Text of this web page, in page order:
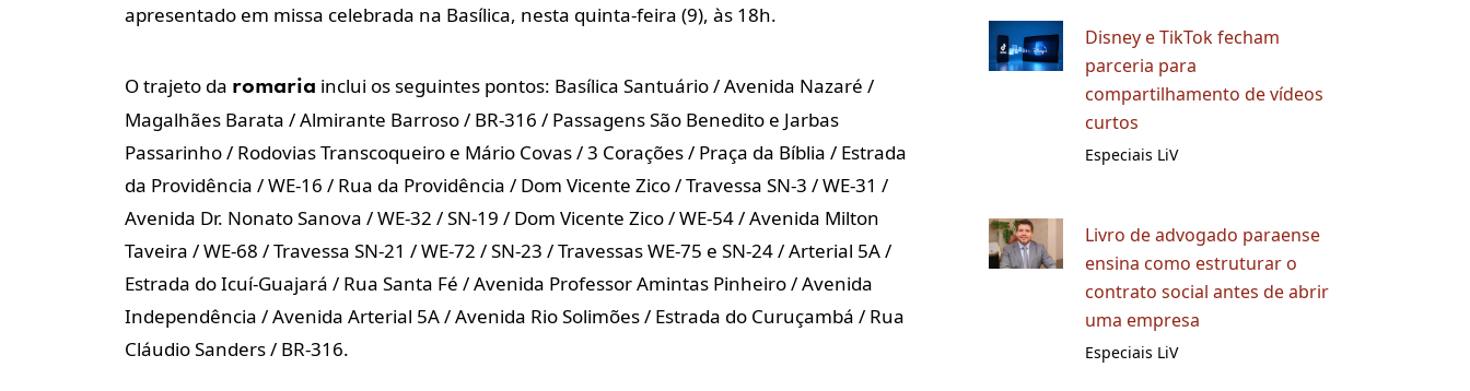
apresentado em missa celebrada na Basílica, nesta quinta-feira (9), às 18h.
O trajeto da romaria inclui os seguintes pontos: Basílica Santuário / Avenida Nazaré /
Magalhães Barata / Almirante Barroso / BR-316 / Passagens São Benedito e Jarbas
Passarinho / Rodovias Transcoqueiro e Mário Covas / 3 Corações / Praça da Bíblia / Estrada
da Providência / WE-16 / Rua da Providência / Dom Vicente Zico / Travessa SN-3 / WE-31 /
Avenida Dr. Nonato Sanova / WE-32 / SN-19 / Dom Vicente Zico / WE-54 / Avenida Milton
Taveira / WE-68 / Travessa SN-21 / WE-72 / SN-23 / Travessas WE-75 e SN-24 / Arterial 5A /
Estrada do Icuí-Guajará / Rua Santa Fé / Avenida Professor Amintas Pinheiro / Avenida
Independência / Avenida Arterial 5A / Avenida Rio Solimões / Estrada do Curuçambá / Rua
Cláudio Sanders / BR-316.
Disney e TikTok fecham
parceria para
compartilhamento de vídeos
curtos
Especiais LiV
Livro de advogado paraense
ensina como estruturar o
contrato social antes de abrir
uma empresa
Especiais LiV